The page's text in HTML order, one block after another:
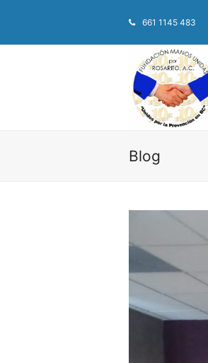
661 1145 483
Blog